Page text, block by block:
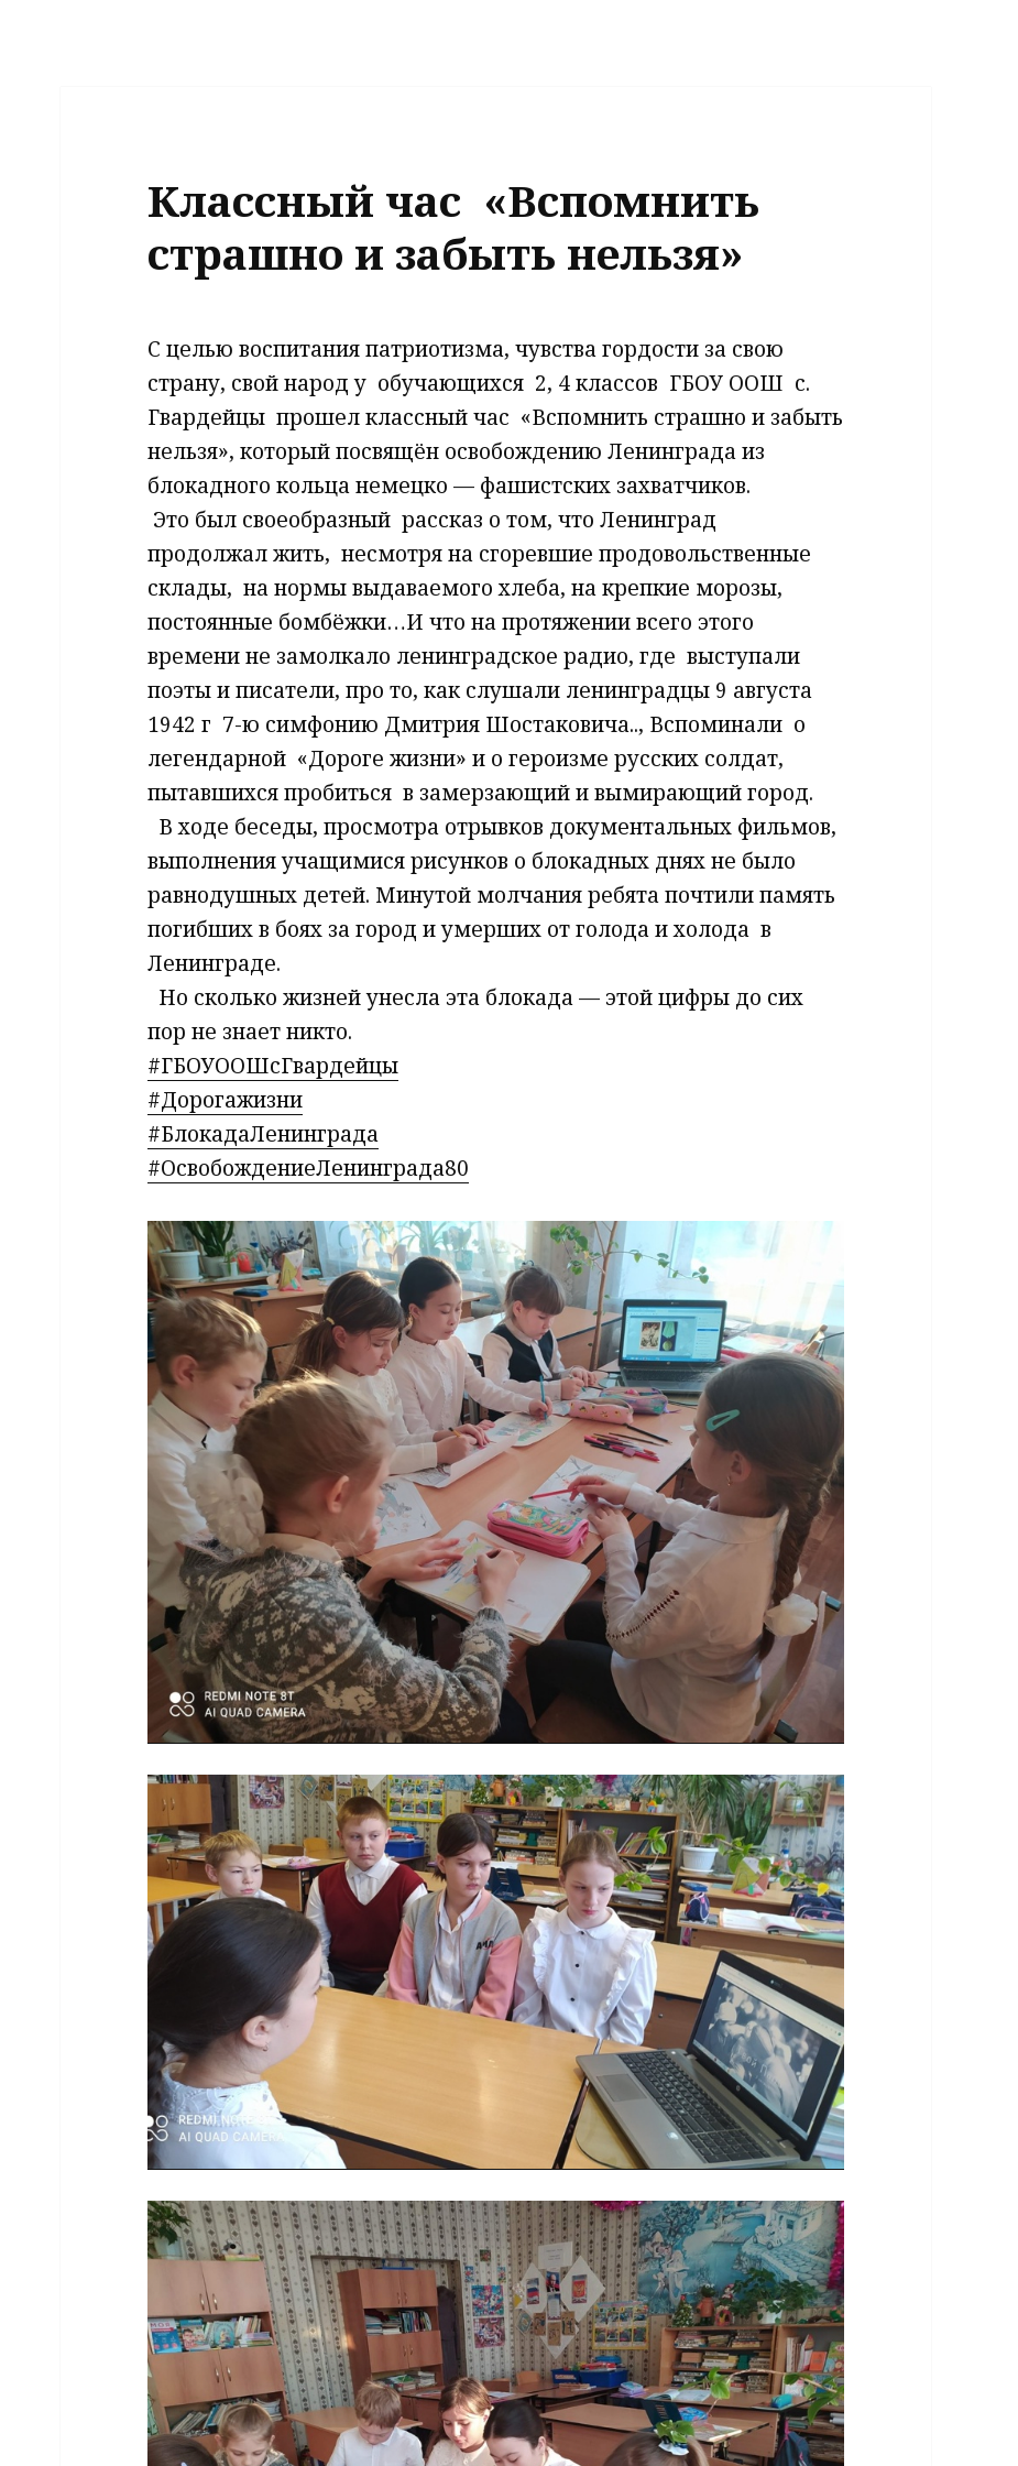
Классный час ​ «Вспомнить
страшно и забыть нельзя»
С целью воспитания патриотизма, чувства гордости за свою
страну, свой народ​ у ​ обучающихся ​ 2, 4 классов ​ ГБОУ ООШ ​ с.
Гвардейцы ​ прошел классный час ​ «Вспомнить страшно и забыть
нельзя», который посвящён освобождению Ленинграда из
блокадного кольца​ немецко — фашистских захватчиков.
​ Это был своеобразный ​ рассказ о том, что Ленинград ​
продолжал жить, ​ несмотря на сгоревшие продовольственные
склады, ​ на нормы выдаваемого хлеба, на крепкие морозы,
постоянные бомбёжки…И что на протяжении всего этого
времени не замолкало ленинградское радио,​ где ​ выступали
поэты и писатели, про то, как слушали ленинградцы 9 августа
1942 г ​ 7-ю симфонию Дмитрия Шостаковича.., Вспоминали ​ о
легендарной ​ «Дороге жизни» и о героизме русских солдат,
пытавшихся пробиться ​ в замерзающий и вымирающий город.
​ ​ В ходе беседы,​ просмотра отрывков документальных фильмов,
выполнения учащимися​ рисунков о​ блокадных​ днях не было
равнодушных детей. Минутой молчания​ ребята​ почтили​ память
погибших в боях за город и умерших от голода и холода ​ в
Ленинграде.
​ ​ Но сколько жизней унесла эта блокада — этой цифры до сих
пор не знает никто.
#ГБОУООШсГвардейцы
#Дорогажизни
#БлокадаЛенинграда
#ОсвобождениеЛенинграда80